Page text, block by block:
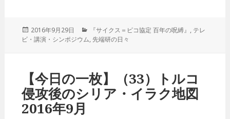
投
稿
2016年9月29日
カ
テ
『サイクス＝ピコ協定 百年の呪縛』 , テレ
ビ・講演・シンポジウム, 先端研の日々
【今日の一枚】（33）トルコ
侵攻後のシリア・イラク地図
2016年9月